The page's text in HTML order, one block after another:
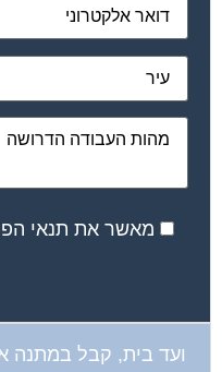
מאשר את תנאי
ועד בית, קבל במתנה